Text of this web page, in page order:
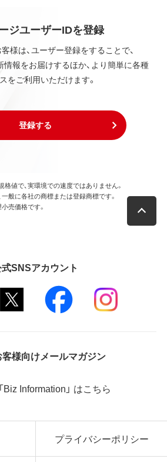
ジユーザーIDを登録
様は、ユーザー登録をすることで、
報をお届けするほか、より簡単に各種
をご利用いただけます。
登録する
値で、実環境での速度ではありません。
般に各社の商標または登録商標です。
売価格です。
SNSアカウント
様向けメールマガジン
「Biz Information」 はこちら
プライバシーポリシー